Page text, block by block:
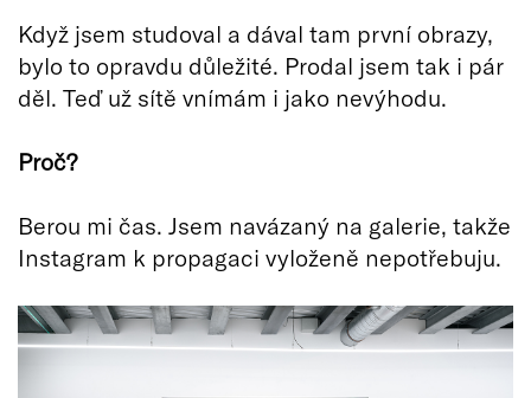
Když jsem studoval a dával tam první obrazy,
bylo to opravdu důležité. Prodal jsem tak i pár
děl. Teď už sítě vnímám i jako nevýhodu.
Proč?
Berou mi čas. Jsem navázaný na galerie, takže
Instagram k propagaci vyloženě nepotřebuju.